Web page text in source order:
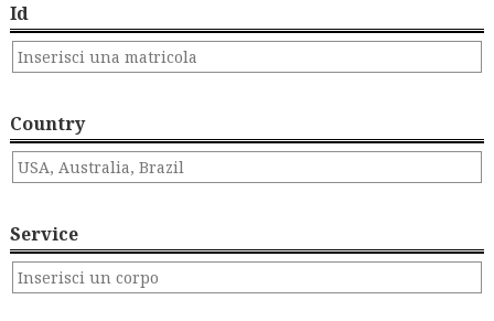
Id
Country
Service